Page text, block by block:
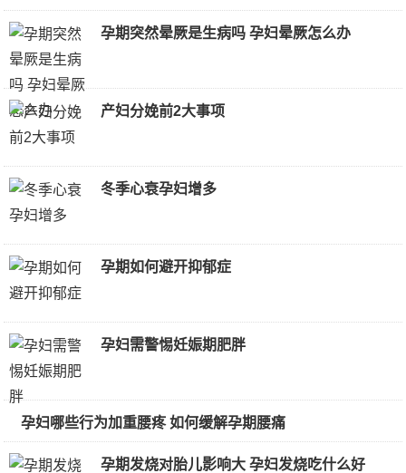
孕期突然晕厥是生病吗 孕妇晕厥怎么办
产妇分娩前2大事项
冬季心衰孕妇增多
孕期如何避开抑郁症
孕妇需警惕妊娠期肥胖
孕妇哪些行为加重腰疼 如何缓解孕期腰痛
孕期发烧对胎儿影响大 孕妇发烧吃什么好